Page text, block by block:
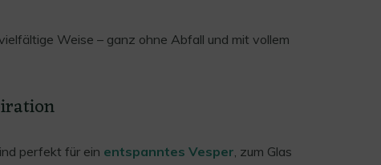
Weise – ganz ohne Abfall und mit vollem
perfekt für ein entspanntes Vesper, zum Glas